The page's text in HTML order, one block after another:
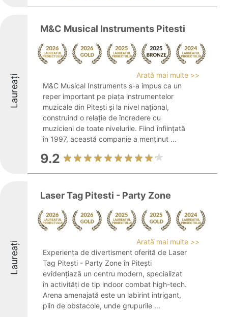
Laureați
M&C Musical Instruments Pitesti
Arată mai multe >>
M&C Musical Instruments s-a impus ca un
reper important pe piața instrumentelor
muzicale din Pitești și la nivel național,
construind o relație de încredere cu
muzicieni de toate nivelurile. Fiind înființată
în 1997, această companie a menținut ...
9.2
Laureați
Laser Tag Pitesti - Party Zone
Arată mai multe >>
Experiența de divertisment oferită de Laser
Tag Pitești - Party Zone în Pitești
evidențiază un centru modern, specializat
în activități de tip indoor combat high-tech.
Arena amenajată este un labirint intrigant,
plin de obstacole, unde grupurile ...